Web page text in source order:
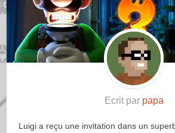
Ecrit par papa
Luigi a reçu une invitation dans un